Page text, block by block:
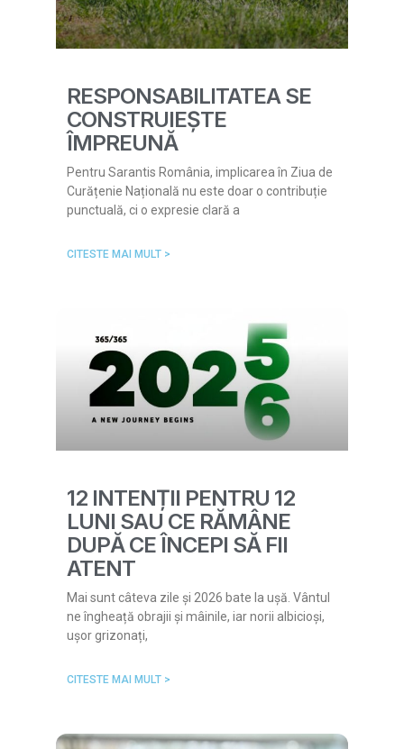
RESPONSABILITATEA SE
CONSTRUIEȘTE
ÎMPREUNĂ
Pentru Sarantis România, implicarea în Ziua de
Curățenie Națională nu este doar o contribuție
punctuală, ci o expresie clară a
CITESTE MAI MULT >
12 INTENȚII PENTRU 12
LUNI SAU CE RĂMÂNE
DUPĂ CE ÎNCEPI SĂ FII
ATENT
Mai sunt câteva zile și 2026 bate la ușă. Vântul
ne îngheață obrajii și mâinile, iar norii albicioși,
ușor grizonați,
CITESTE MAI MULT >